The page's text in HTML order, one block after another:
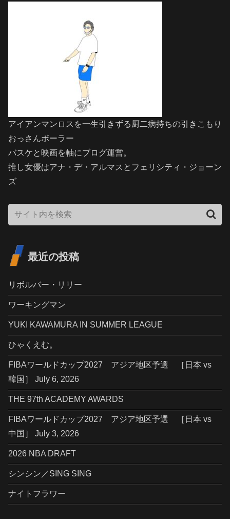
アイアンマンロスを一生引きずる厨二病持ちの引きこもり
おっさんボーラー
バスケと映画を軸にブログ運営。
推し女優はアナ・デ・アルマスとフェリシティ・ジョーン
ズ
最近の投稿
リボルバー・リリー
ワーキングマン
YUKI KAWAMURA IN SUMMER LEAGUE
ひゃくえむ。
FIBAワールドカップ2027 アジア地区予選 ［日本 vs
韓国］ July 6, 2026
THE 97th ACADEMY AWARDS
FIBAワールドカップ2027 アジア地区予選 ［日本 vs
中国］ July 3, 2026
2026 NBA DRAFT
シンシン／SING SING
ナイトフラワー